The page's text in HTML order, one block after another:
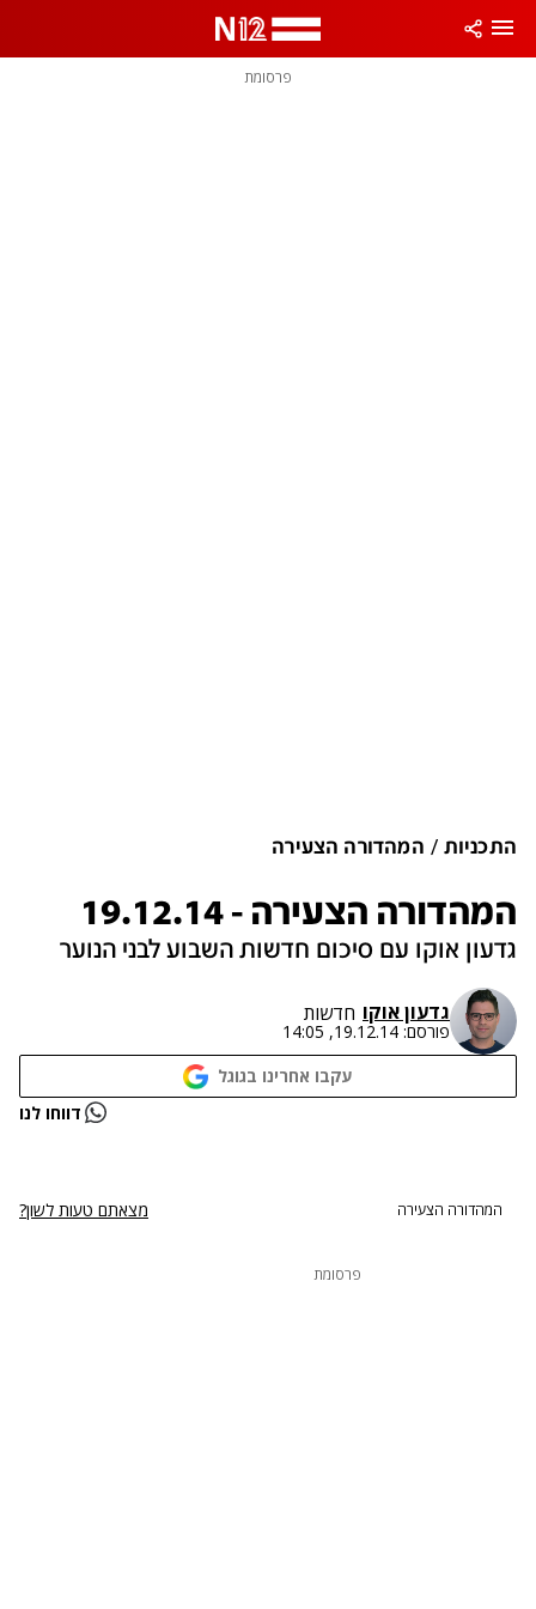
פרסומת
התכניות המהדורה הצעירה
המהדורה הצעירה - 19.12.14
גדעון אוקו עם סיכום חדשות השבוע לבני הנוער
גדעון אוקו חדשות
פורסם: 19.12.14, 14:05
עקבו אחרינו בגוגל
נתקלנו בבעיה דווחו לנו
המהדורה הצעירה מצאתם טעות לשון?
פרסומת